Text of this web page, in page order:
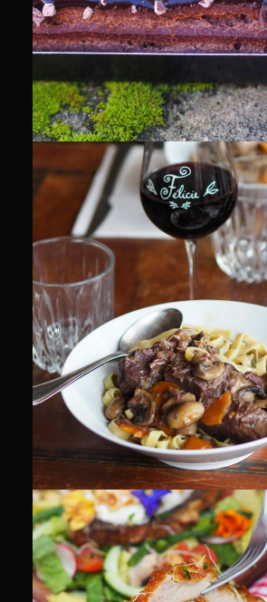
CULINAIRE